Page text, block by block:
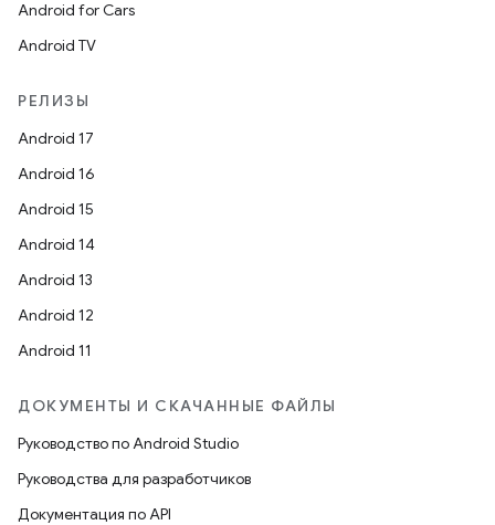
Android for Cars
Android TV
РЕЛИЗЫ
Android 17
Android 16
Android 15
Android 14
Android 13
Android 12
Android 11
ДОКУМЕНТЫ И СКАЧАННЫЕ ФАЙЛЫ
Руководство по Android Studio
Руководства для разработчиков
Документация по API